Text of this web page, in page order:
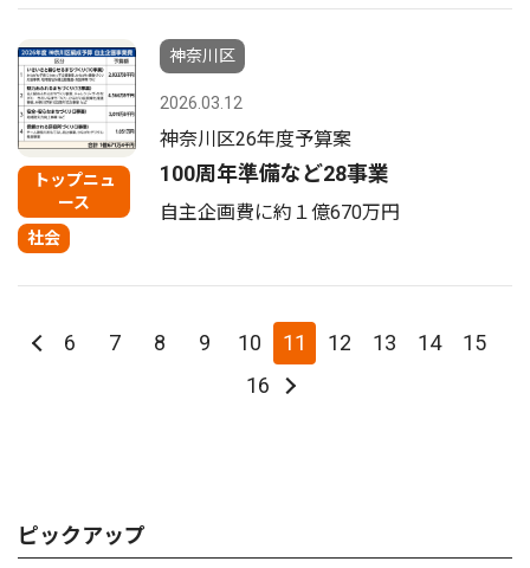
トップニュ
ース
社会
神奈川区
2026.03.12
神奈川区26年度予算案
100周年準備など28事業
自主企画費に約１億670万円
6 7 8 9 10 11 12 13 14
15
16
ピックアップ